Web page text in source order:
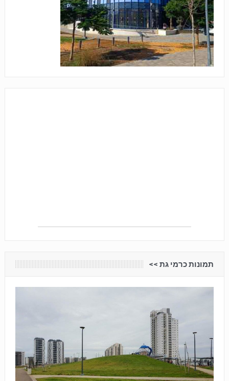
תמונות כרמי גת <<